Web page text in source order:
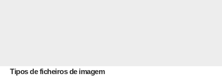
Tipos de ficheiros de imagem